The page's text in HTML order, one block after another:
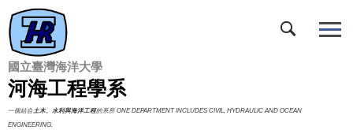
跳
到
主
要
內
容
區
國立臺灣海洋大學
河海工程學系
一個結合土木、水利與海洋工程的系所 ONE DEPARTMENT INCLUDES CIVIL, HYDRAULIC AND OCEAN
ENGINEERING.